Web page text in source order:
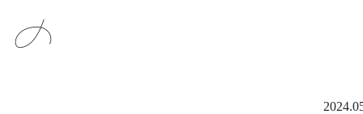
メインナビゲーション